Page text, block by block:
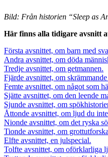
Bild: Från historien “Sleep as
Här finns alla tidigare avsnitt
Första avsnittet, om barn med
Andra avsnittet, om döda
Tredje avsnittet, om getmannen.
Fjärde avsnittet, om
Femte avsnittet, om något som
Sjätte avsnittet, om den leende
Sjunde avsnittet, om
Åttonde avsnittet, om ljud du
Nionde avsnittet, om det ryska
Tionde avsnittet, om
Elfte avsnittet, en julspecial.
Tolfte avsnittet, om oförklarliga